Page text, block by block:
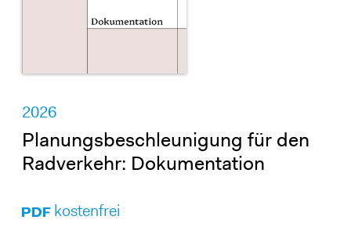
2026
Planungsbeschleunigung für den
Radverkehr: Dokumentation
kostenfrei